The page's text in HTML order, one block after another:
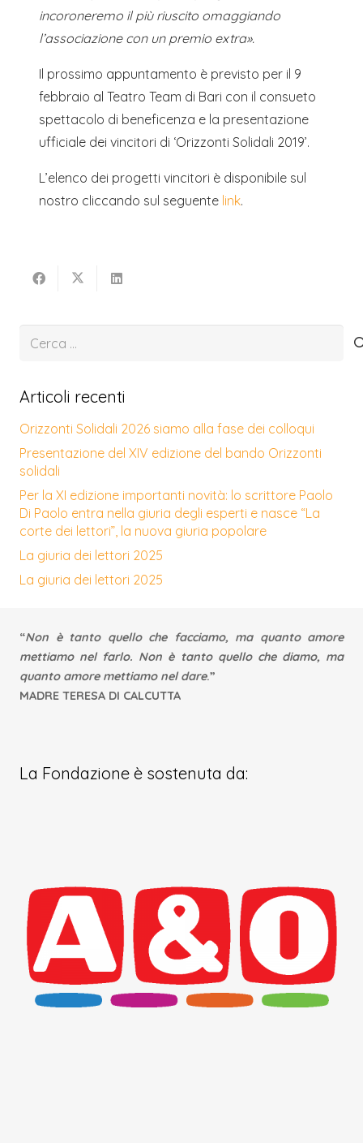
incoroneremo il più riuscito omaggiando
l’associazione con un premio extra».
Il prossimo appuntamento è previsto per il 9
febbraio al Teatro Team di Bari con il consueto
spettacolo di beneficenza e la presentazione
ufficiale dei vincitori di ‘Orizzonti Solidali 2019’.
L’elenco dei progetti vincitori è disponibile sul
nostro cliccando sul seguente link.
Ricerca
Articoli recenti
Orizzonti Solidali 2026 siamo alla fase dei colloqui
Presentazione del XIV edizione del bando Orizzonti
solidali
Per la XI edizione importanti novità: lo scrittore Paolo
Di Paolo entra nella giuria degli esperti e nasce “La
corte dei lettori”, la nuova giuria popolare
La giuria dei lettori 2025
La giuria dei lettori 2025
“Non è tanto quello che facciamo, ma quanto amore
mettiamo nel farlo. Non è tanto quello che diamo, ma
quanto amore mettiamo nel dare.”
MADRE TERESA DI CALCUTTA
La Fondazione è sostenuta da: